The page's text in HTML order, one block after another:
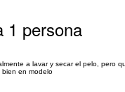
1 persona
a lavar y secar el pelo,
bien en modelo